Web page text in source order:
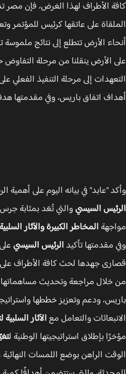
الأطراف لهذا الغرض، فإن مصر
على عاتقها كرئيس للمؤتمر
الأرض تتطلع إلى نتائج ملموسة
الأرض ينقلنا من مرحلة التفاوض
إلى مرحلة التنفيذ الفعلي على
اتفاق باريس، وفي مقدمتها
"عابد" في بيانه اليوم على أهمية
السيسيوالتي تُعَد بمثابة جرس
المخاطر الكبيرة والآثار
مقدمتها تأكيدالرئيس السيسيعلى
جهدها لحث كافة الأطراف على
مراجعة وتحديث مساهماتها
ودعم وتعزيز خططها
والتعامل معالآثار السلبية
بإطلاق استراتيجيتها الوطنية لتغيّر
الراهن بوضع اللمسات النهائية